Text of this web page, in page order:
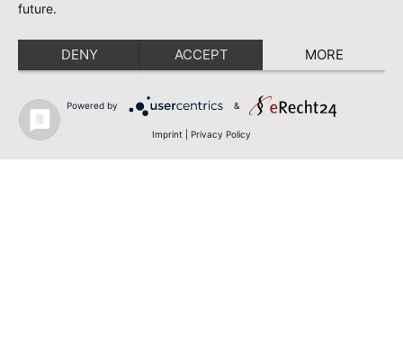
future.
DENY ACCEPT MORE
Powered by &
Imprint Privacy Policy